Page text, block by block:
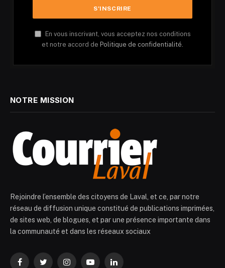
En vous inscrivant, vous acceptez nos conditions
et notre accord de Politique de confidentialité.
NOTRE MISSION
Rejoindre l’ensemble des citoyens de Laval, et ce, par notre
réseau de diffusion unique constitué de publications imprimées,
de sites web, de blogues, et par une présence importante dans
la communauté et dans les réseaux sociaux
FacebookTwitterInstagramYouTubeLinkedIn